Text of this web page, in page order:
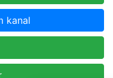
kanal